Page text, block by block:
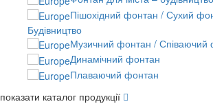
Пішохідний фонтан / Сухий
Будівництво
Музичний фонтан / Співаючий
Динамічний фонтан
Плаваючий фонтан
показати каталог продукції